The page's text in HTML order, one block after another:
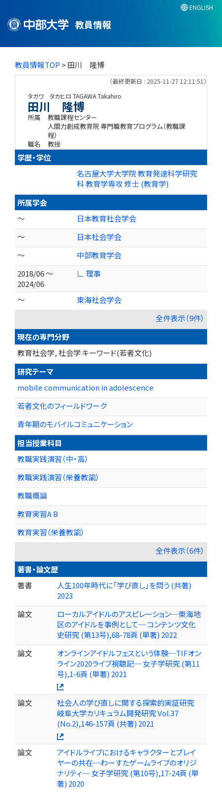
教員情報
ENGLISH
教員情報TOP > 田川 隆博
（最終更新日 : 2025-11-27 12:11:51）
タガワ タカヒロ TAGAWA Takahiro
田川 隆博
所属
教職課程センター
人間力創成教育院 専門職教育プログラム（教職課
程）
職名
教授
学歴・学位
名古屋大学大学院 教育発達科学研究
科 教育学専攻 修士 (教育学)
所属学会
～
日本教育社会学会
～
日本社会学会
～
中部教育学会
2018/06 ～
2024/06
∟ 理事
～
東海社会学会
全件表示（9件）
現在の専門分野
教育社会学, 社会学 キーワード(若者文化)
研究テーマ
mobile communication in adolescence
若者文化のフィールドワーク
青年期のモバイルコミュニケーション
担当授業科目
教職実践演習（中・高）
教職実践演習（栄養教諭）
教職概論
教育実習A B
教育実習（栄養教諭）
全件表示（6件）
著書・論文歴
著書
人生100年時代に「学び直し」を問う (共著)
2023
論文
ローカルアイドルのアスピレーション─東海地
区のアイドルを事例として─ コンテンツ文化
史研究 (第13号),68-78頁 (単著) 2022
論文
オンラインアイドルフェスという体験─TIFオン
ライン2020ライブ視聴記─ 女子学研究 (第11
号),1-6頁 (単著) 2021
論文
社会人の学び直しに関する探索的実証研究
岐阜大学カリキュラム開発研究 Vol.37
(No.2),146-157頁 (共著) 2021
論文
アイドルライブにおけるキャラクターとプレイ
ヤーの共在─わーすたゲームライブのオリジ
ナリティ─ 女子学研究 (第10号),17-24頁 (単
著) 2020